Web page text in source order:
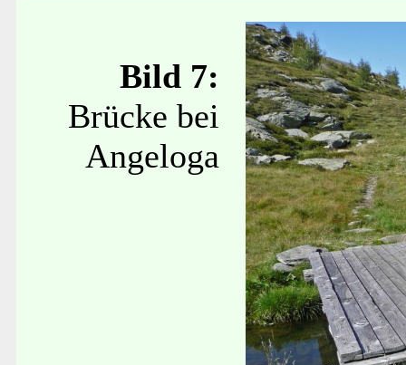
Bild 7:
Brücke bei
Angeloga